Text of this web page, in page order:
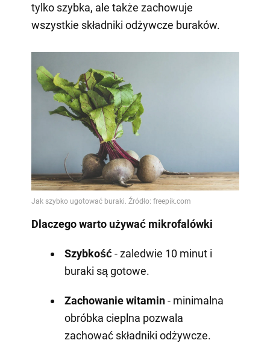
tylko szybka, ale także zachowuje
wszystkie składniki odżywcze buraków.
Dlaczego warto używać mikrofalówki
Szybkość- zaledwie 10 minut i
buraki są gotowe.
Zachowanie witamin- minimalna
obróbka cieplna pozwala
zachować składniki odżywcze.